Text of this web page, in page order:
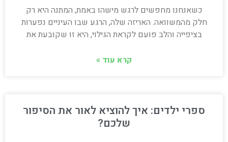
כשאנחנו מחפשים לרגש מישהו באמת, המתנה היא רק
חלק מהמשוואה. האריזה שלה, הרגע שבו העיניים נפערות
בציפייה והלב פועם לקראת הגילוי, היא זו שקובעת את
קרא עוד »
ספרי ילדים: איך להוציא לאור את הסיפור
שלכם?